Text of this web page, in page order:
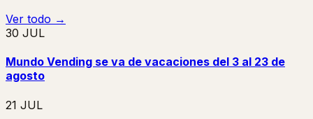
Ver todo →
30 JUL
Mundo Vending se va de vacaciones del 3 al 23 de
agosto
21 JUL